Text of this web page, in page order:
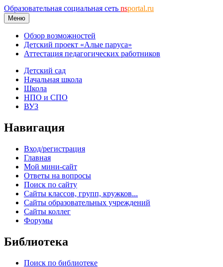
Образовательная социальная сеть nsportal.ru
Меню
Обзор возможностей
Детский проект «Алые паруса»
Аттестация педагогических работников
Детский сад
Начальная школа
Школа
НПО и СПО
ВУЗ
Навигация
Вход/регистрация
Главная
Мой мини-сайт
Ответы на вопросы
Поиск по сайту
Сайты классов, групп, кружков...
Сайты образовательных учреждений
Сайты коллег
Форумы
Библиотека
Поиск по библиотеке